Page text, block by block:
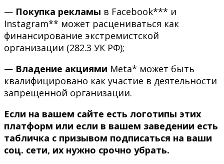
— Покупка рекламы в Facebook*** и
Instagram** может расцениваться как
финансирование экстремистской
организации (282.3 УК РФ);
— Владение акциями Meta* может быть
квалифицировано как участие в деятельности
запрещенной организации.
Если на вашем сайте есть логотипы этих
платформ или если в вашем заведении есть
табличка с призывом подписаться на ваши
соц. сети, их нужно срочно убрать.